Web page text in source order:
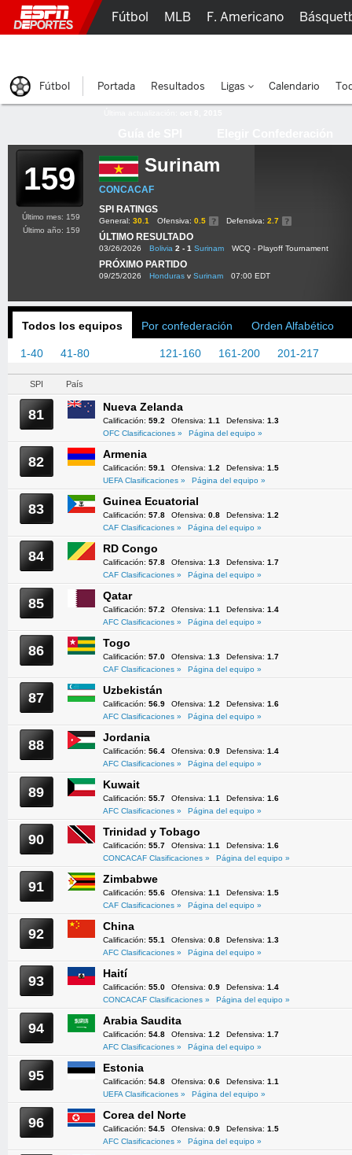
159 Surinam
CONCACAF
SPI RATINGS
General: 30.1 Ofensiva: 0.5 Defensiva: 2.7
ÚLTIMO RESULTADO
03/26/2026 Bolivia 2 - 1 Surinam WCQ - Playoff Tournament
PRÓXIMO PARTIDO
09/25/2026 Honduras v Surinam 07:00 EDT
Último mes: 159
Último año: 159
Todos los equipos Por confederación Orden Alfabético
1-40 41-80 121-160 161-200 201-217
SPI País
81 Nueva Zelanda
Calificación: 59.2 Ofensiva: 1.1 Defensiva: 1.3
OFC Clasificaciones »
Página del equipo »
82 Armenia
Calificación: 59.1 Ofensiva: 1.2 Defensiva: 1.5
UEFA Clasificaciones »
Página del equipo »
83 Guinea Ecuatorial
Calificación: 57.8 Ofensiva: 0.8 Defensiva: 1.2
CAF Clasificaciones »
Página del equipo »
84 RD Congo
Calificación: 57.8 Ofensiva: 1.3 Defensiva: 1.7
CAF Clasificaciones »
Página del equipo »
85 Qatar
Calificación: 57.2 Ofensiva: 1.1 Defensiva: 1.4
AFC Clasificaciones »
Página del equipo »
86 Togo
Calificación: 57.0 Ofensiva: 1.3 Defensiva: 1.7
CAF Clasificaciones »
Página del equipo »
87 Uzbekistán
Calificación: 56.9 Ofensiva: 1.2 Defensiva: 1.6
AFC Clasificaciones »
Página del equipo »
88 Jordania
Calificación: 56.4 Ofensiva: 0.9 Defensiva: 1.4
AFC Clasificaciones »
Página del equipo »
89 Kuwait
Calificación: 55.7 Ofensiva: 1.1 Defensiva: 1.6
AFC Clasificaciones »
Página del equipo »
90 Trinidad y Tobago
Calificación: 55.7 Ofensiva: 1.1 Defensiva: 1.6
CONCACAF Clasificaciones »
Página del equipo »
91 Zimbabwe
Calificación: 55.6 Ofensiva: 1.1 Defensiva: 1.5
CAF Clasificaciones »
Página del equipo »
92 China
Calificación: 55.1 Ofensiva: 0.8 Defensiva: 1.3
AFC Clasificaciones »
Página del equipo »
93 Haití
Calificación: 55.0 Ofensiva: 0.9 Defensiva: 1.4
CONCACAF Clasificaciones »
Página del equipo »
94 Arabia Saudita
Calificación: 54.8 Ofensiva: 1.2 Defensiva: 1.7
AFC Clasificaciones »
Página del equipo »
95 Estonia
Calificación: 54.8 Ofensiva: 0.6 Defensiva: 1.1
UEFA Clasificaciones »
Página del equipo »
96 Corea del Norte
Calificación: 54.5 Ofensiva: 0.9 Defensiva: 1.5
AFC Clasificaciones »
Página del equipo »
Fútbol MLB F. Americano
Fútbol Portada Resultados Ligas Calendario